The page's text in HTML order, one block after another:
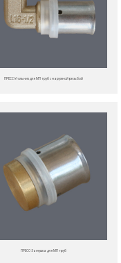
ПРЕСС-Угольник для МП труб с наружной резьбой
ПРЕСС-Заглушка для МП труб